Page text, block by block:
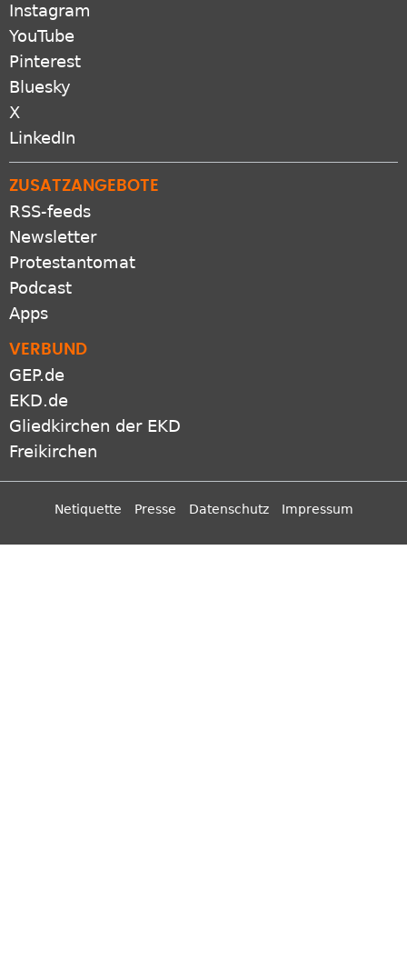
Instagram
YouTube
Pinterest
Bluesky
X
LinkedIn
ZUSATZANGEBOTE
RSS-feeds
Newsletter
Protestantomat
Podcast
Apps
VERBUND
GEP.de
EKD.de
Gliedkirchen der EKD
Freikirchen
Netiquette Presse Datenschutz Impressum